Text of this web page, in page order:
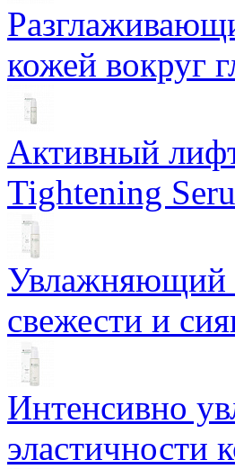
кожей вокруг
Активный
Tightening
Увлажняющий
свежести и
Интенсивно